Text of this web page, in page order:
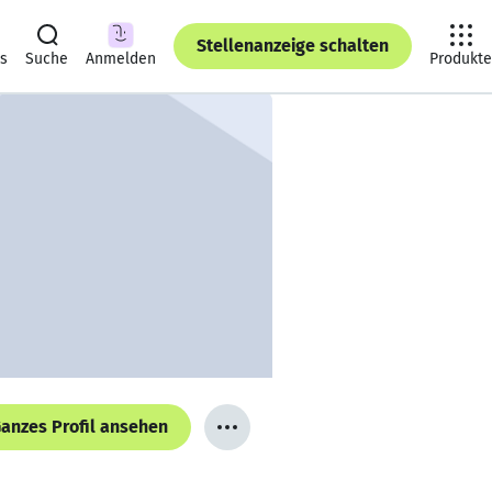
Suche Anmelden
Stellenanzeige schalten
Produkte
Profil ansehen